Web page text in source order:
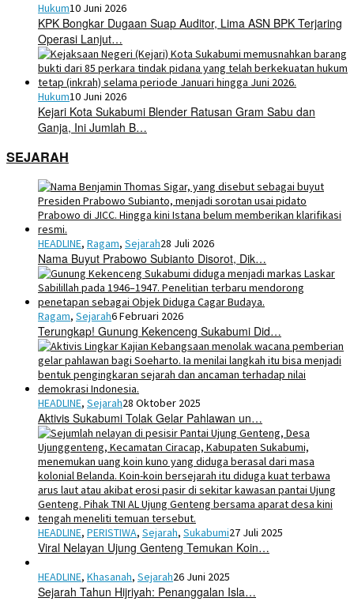
Hukum10 Juni 2026
KPK Bongkar Dugaan Suap Auditor, Lima ASN BPK Terjaring
Operasi Lanjut…
Hukum10 Juni 2026
Kejari Kota Sukabumi Blender Ratusan Gram Sabu dan
Ganja, Ini Jumlah B…
SEJARAH
HEADLINE, Ragam, Sejarah28 Juli 2026
Nama Buyut Prabowo Subianto Disorot, Dik…
Ragam, Sejarah6 Februari 2026
Terungkap! Gunung Kekenceng Sukabumi Did…
HEADLINE, Sejarah28 Oktober 2025
Aktivis Sukabumi Tolak Gelar Pahlawan un…
HEADLINE, PERISTIWA, Sejarah, Sukabumi27 Juli 2025
Viral Nelayan Ujung Genteng Temukan Koin…
HEADLINE, Khasanah, Sejarah26 Juni 2025
Sejarah Tahun Hijriyah: Penanggalan Isla…